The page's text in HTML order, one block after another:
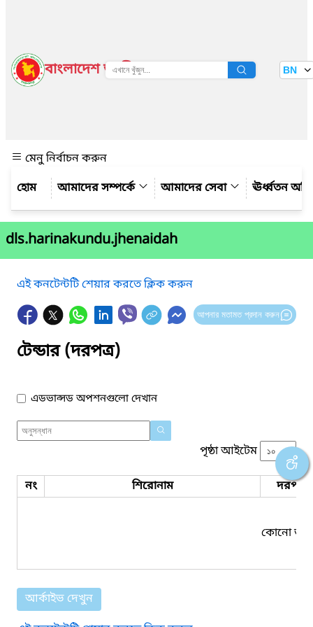
বাংলাদেশ জাতীয় তথ্য বাতায়ন BN
মেনু নির্বাচন করুন
আমাদের সম্পর্কে
আমাদের সেবা ঊর্ধ্বতন
dls.harinakundu.jhenaidah
এই কনটেন্টটি শেয়ার করতে ক্লিক করুন
আপনার মতামত প্রদান করুন
টেন্ডার (দরপত্র)
এডভান্সড অপশনগুলো দেখান
পৃষ্ঠা আইটেম
নং শিরোনাম দরপত্র
কোনো তথ্য
আর্কাইভ দেখুন